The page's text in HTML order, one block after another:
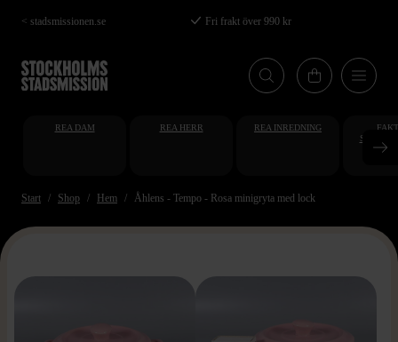
Hoppa
till
huvudinnehåll
< stadsmissionen.se Fri frakt över 990 kr
REA DAM REA HERR REA INREDNING
Start Shop Hem Åhlens - Tempo - Rosa minigryta med lock